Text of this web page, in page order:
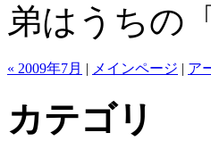
弟はうちの
« 2009年7月 | メインページ | ア
カテゴリ